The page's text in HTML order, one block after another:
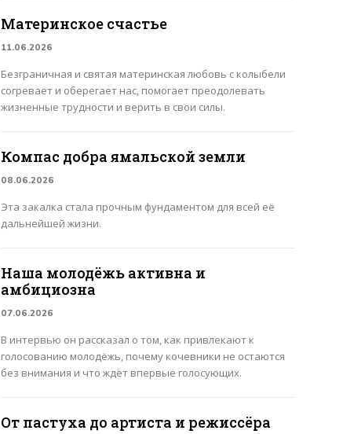
Материнское счастье
11.06.2026
Безграничная и святая материнская любовь с колыбели
согревает и оберегает нас, помогает преодолевать
жизненные трудности и верить в свои силы.
Компас добра ямальской земли
08.06.2026
Эта закалка стала прочным фундаментом для всей её
дальнейшей жизни.
Наша молодёжь активна и
амбициозна
07.06.2026
В интервью он рассказал о том, как привлекают к
голосованию молодёжь, почему кочевники не остаются
без внимания и что ждёт впервые голосующих.
От пастуха до артиста и режиссёра